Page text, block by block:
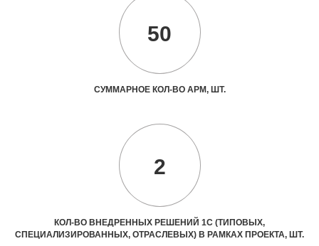
50
СУММАРНОЕ КОЛ-ВО АРМ, ШТ.
2
КОЛ-ВО ВНЕДРЕННЫХ РЕШЕНИЙ 1С (ТИПОВЫХ,
СПЕЦИАЛИЗИРОВАННЫХ, ОТРАСЛЕВЫХ) В РАМКАХ ПРОЕКТА, ШТ.